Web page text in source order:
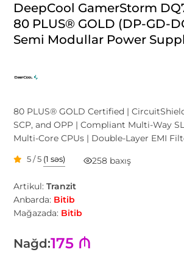
DeepCool GamerStorm
80 PLUS® GOLD (DP-GD-
Semi Modullar Power
80 PLUS® GOLD Certified |
SCP, and OPP | Compliant Multi-Way
Multi-Core CPUs | Double-Layer EMI
5 / 5 (1 səs) 258 baxış
Artikul:Tranzit
Anbarda: Bitib
Mağazada: Bitib
Nağd:175 ₼